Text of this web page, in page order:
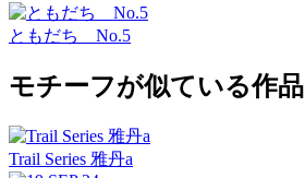
ともだち No.5
モチーフが似ている作品
Trail Series 雅丹a